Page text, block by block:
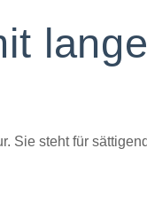
Sie steht für